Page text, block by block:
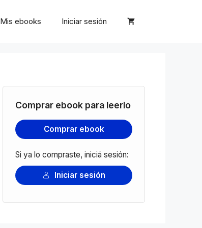
Mis ebooks Iniciar sesión
Comprar ebook para leerlo
Comprar ebook
Si ya lo compraste, iniciá sesión:
Iniciar sesión